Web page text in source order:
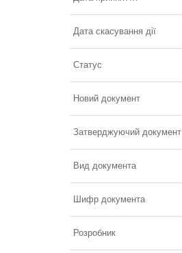
Дата скасування дії
Статус
Новий документ
Затверджуючий документ
Вид документа
Шифр документа
Розробник